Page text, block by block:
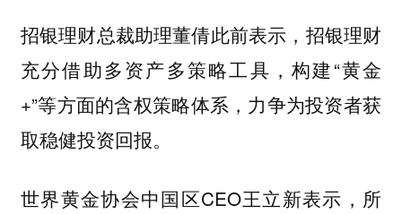
招银理财总裁助理董倩此前表示，招银理财
充分借助多资产多策略工具，构建“黄金
+”等方面的含权策略体系，力争为投资者获
取稳健投资回报。
世界黄金协会中国区CEO王立新表示，所